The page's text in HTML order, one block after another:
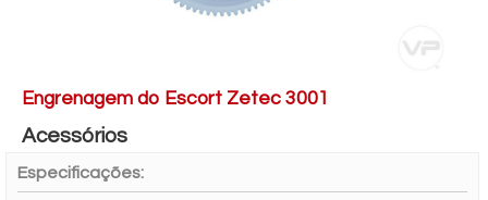
Engrenagem do Escort Zetec 3001
Acessórios
Especificações: